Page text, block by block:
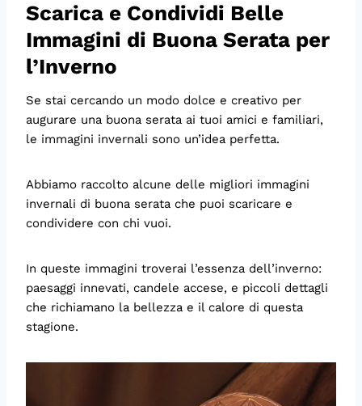
Scarica e Condividi Belle
Immagini di Buona Serata per
l’Inverno
Se stai cercando un modo dolce e creativo per
augurare una buona serata ai tuoi amici e familiari,
le immagini invernali sono un’idea perfetta.
Abbiamo raccolto alcune delle migliori immagini
invernali di buona serata che puoi scaricare e
condividere con chi vuoi.
In queste immagini troverai l’essenza dell’inverno:
paesaggi innevati, candele accese, e piccoli dettagli
che richiamano la bellezza e il calore di questa
stagione.